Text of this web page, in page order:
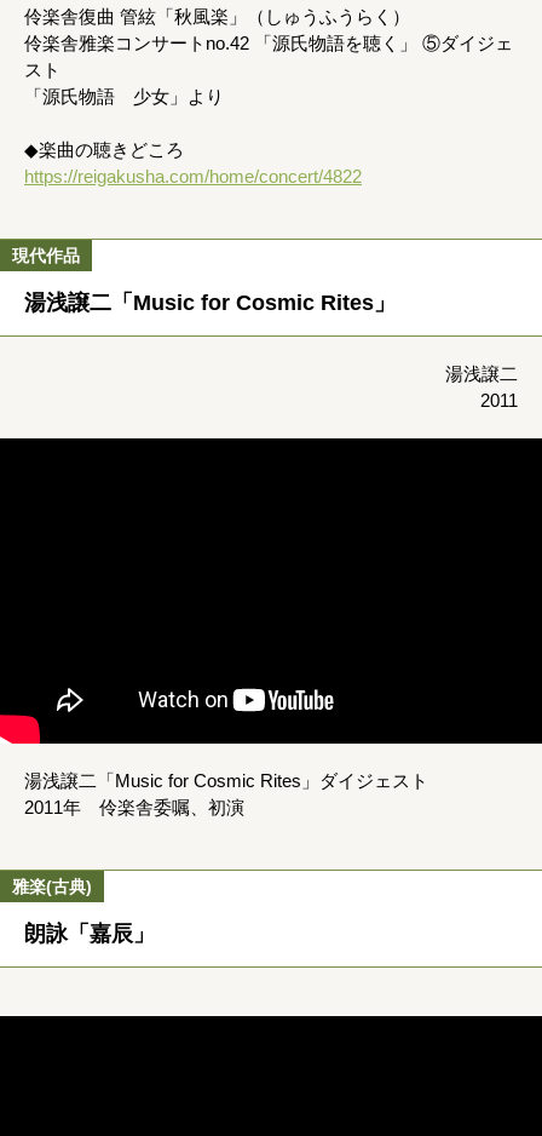
伶楽舎復曲 管絃「秋風楽」（しゅうふうらく）
伶楽舎雅楽コンサートno.42 「源氏物語を聴く」 ⑤ダイジェ
スト
「源氏物語 少女」より
◆楽曲の聴きどころ
https://reigakusha.com/home/concert/4822
現代作品
湯浅譲二「Music for Cosmic Rites」
湯浅譲二
2011
湯浅譲二「Music for Cosmic Rites」ダイジェスト
2011年 伶楽舎委嘱、初演
雅楽(古典)
朗詠「嘉辰」